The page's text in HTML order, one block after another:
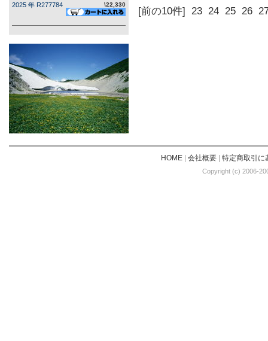
2025 年 R277784
\22,330
[前の10件] 23 24 25 26
HOME| 会社概要| 特定商取引に
Copyright (c) 2006-